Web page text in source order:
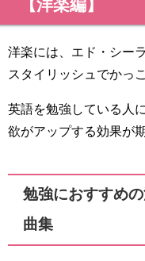
【洋楽編】
洋楽には、エド・シー
スタイリッシュでかっ
英語を勉強している人
欲がアップする効果が
勉強におすすめ
曲集